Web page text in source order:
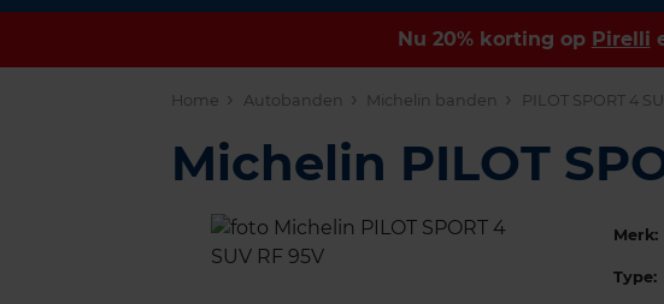
Nu 20% korting op Pirelli
Home Autobanden Michelin banden PILOT SPORT 4
Michelin PILOT
Merk:
Type: